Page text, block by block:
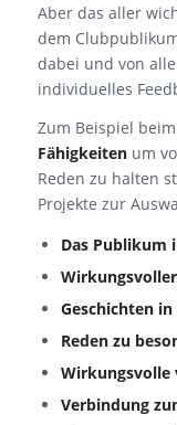
Aber das aller
dem
dabei und von
individuelles
Zum Beispiel
Fähigkeitenum
Reden zu halten
Projekte zur
Das Publikum
Geschichten
Reden zu
Wirkungsvolle
Verbindung